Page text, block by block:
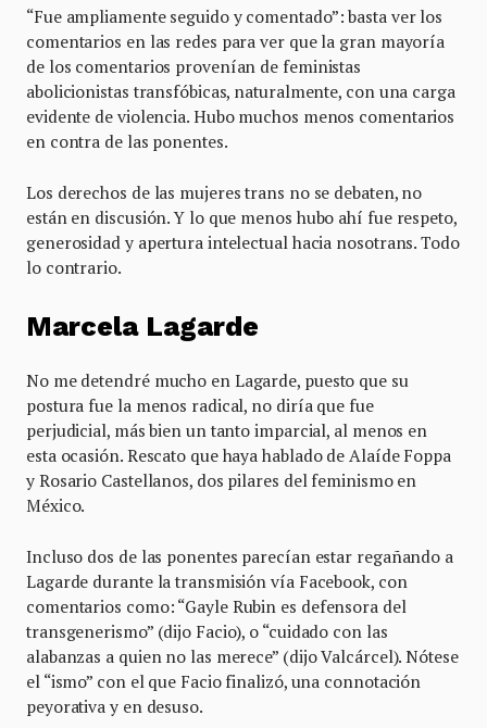
“Fue ampliamente seguido y comentado”: basta ver los
comentarios en las redes para ver que la gran mayoría
de los comentarios provenían de feministas
abolicionistas transfóbicas, naturalmente, con una carga
evidente de violencia. Hubo muchos menos comentarios
en contra de las ponentes.
Los derechos de las mujeres trans no se debaten, no
están en discusión. Y lo que menos hubo ahí fue respeto,
generosidad y apertura intelectual hacia nosotrans. Todo
lo contrario.
Marcela Lagarde
No me detendré mucho en Lagarde, puesto que su
postura fue la menos radical, no diría que fue
perjudicial, más bien un tanto imparcial, al menos en
esta ocasión. Rescato que haya hablado de Alaíde Foppa
y Rosario Castellanos, dos pilares del feminismo en
México.
Incluso dos de las ponentes parecían estar regañando a
Lagarde durante la transmisión vía Facebook, con
comentarios como: “Gayle Rubin es defensora del
transgenerismo” (dijo Facio), o “cuidado con las
alabanzas a quien no las merece” (dijo Valcárcel). Nótese
el “ismo” con el que Facio finalizó, una connotación
peyorativa y en desuso.